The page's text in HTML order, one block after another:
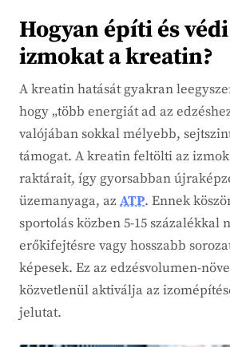
Hogyan építi és
izmokat a kreatin?
A kreatin hatását gyakran
hogy „több energiát ad az
valójában sokkal mélyebb,
támogat. A kreatin feltölti az
raktárait, így gyorsabban
üzemanyaga, azATP. Ennek
sportolás közben 5-15 százalékkal
erőkifejtésre vagy hosszabb
képesek. Ez az edzésvolumen-
közvetlenül aktiválja az
jelutat.